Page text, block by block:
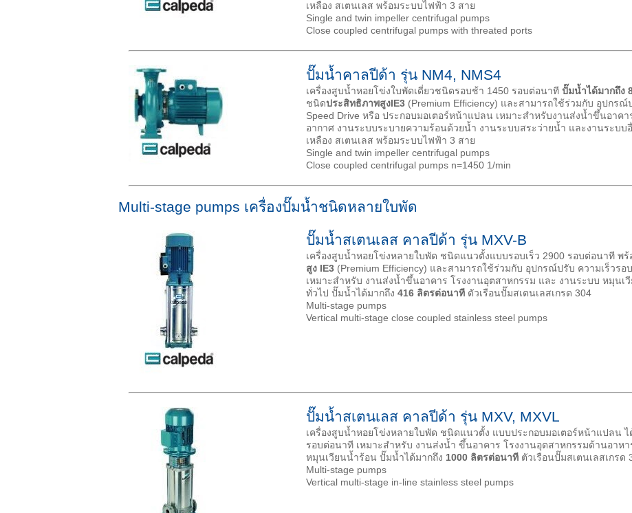
เหลือง สเตนเลส พร้อมระบบไฟฟ้า 3 สาย
Single and twin impeller centrifugal pumps
Close coupled centrifugal pumps with threated ports
ปั๊มน้ำคาลปีด้า รุ่น NM4, NMS4
เครื่องสูบน้ำหอยโข่งใบพัดเดี่ยวชนิดรอบช้า 1450 รอบต่อนาที ปั๊มน้ำได้มากถึง
ชนิดประสิทธิภาพสูงIE3(Premium Efficiency) และสามารถใช้ร่วมกับ อุปกรณ์
Speed Drive หรือ ประกอบมอเตอร์หน้าแปลน เหมาะสำหรับงานส่งน้ำขึ้นอาค
อากาศ งานระบบระบายความร้อนด้วยน้ำ งานระบบสระว่ายน้ำ และงานระบบ
เหลือง สเตนเลส พร้อมระบบไฟฟ้า 3 สาย
Single and twin impeller centrifugal pumps
Close coupled centrifugal pumps n=1450 1/min
Multi-stage pumps เครื่องปั๊มน้ำชนิดหลายใบพัด
ปั๊มน้ำสเตนเลส คาลปีด้า รุ่น MXV-B
เครื่องสูบน้ำหอยโข่งหลายใบพัด ชนิดแนวตั้งแบบรอบเร็ว 2900 รอบต่อนาที พ
สูง IE3(Premium Efficiency) และสามารถใช้ร่วมกับ อุปกรณ์ปรับ ความเร็วรอบ
เหมาะสำหรับ งานส่งน้ำขึ้นอาคาร โรงงานอุตสาหกรรม และ งานระบบ หมุนเ
ทั่วไป ปั๊มน้ำได้มากถึง 416 ลิตรต่อนาทีตัวเรือนปั๊มสเตนเลสเกรด 304
Multi-stage pumps
Vertical multi-stage close coupled stainless steel pumps
ปั๊มน้ำสเตนเลส คาลปีด้า รุ่น MXV, MXVL
เครื่องสูบน้ำหอยโข่งหลายใบพัด ชนิดแนวตั้ง แบบประกอบมอเตอร์หน้าแปลน ไ
รอบต่อนาที เหมาะสำหรับ งานส่งน้ำ ขึ้นอาคาร โรงงานอุตสาหกรรมด้านอาหา
หมุนเวียนน้ำร้อน ปั๊มน้ำได้มากถึง 1000 ลิตรต่อนาทีตัวเรือนปั๊มสเตนเลสเกรด
Multi-stage pumps
Vertical multi-stage in-line stainless steel pumps